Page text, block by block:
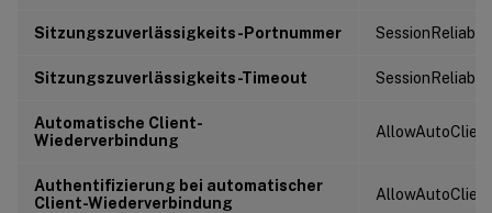
Sitzungszuverlässigkeits-Portnummer
Sitzungszuverlässigkeits-Timeout
Automatische Client-
Wiederverbindung
Authentifizierung bei automatischer
Client-Wiederverbindung